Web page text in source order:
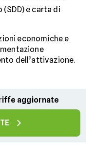
e carta di
economiche e
dell’attivazione.
aggiornate